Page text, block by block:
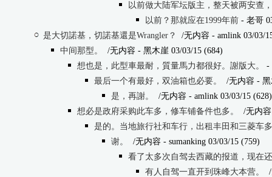
以前做大陆军坛版主，整天被两安查
以前？那就应在1999年前 - 老哥
是大切諾基，切諾基還是Wrangler？
/无内容 - amlink 03/03/
中间那型。
/无内容 - 黑木崖 03/03/15 (684)
想也是，此型車最耐，質量馬力都很好。謝版大。
-
最后一个有最好，双油箱也必要。
/无内容 - 黑
是，再謝。
/无内容 - amlink 03/03/15 (628)
想必是政府采购此车多，修车铺备件也多。
/无内容
是的。当地旅行社和车行，出租丰田和三菱车
谢。
/无内容 - sumanking 03/03/15 (759)
看了太多次自驾去西藏的报道，现在
有人自驾一直开到珠峰大本营。